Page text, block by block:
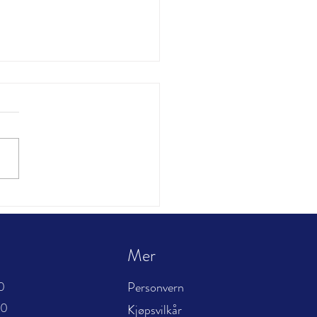
Mer
Personvern
Kjøpsvilkår